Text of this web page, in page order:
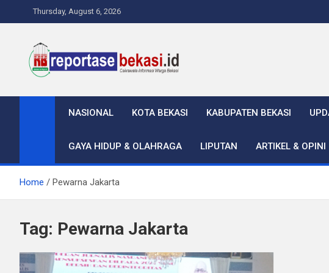
to
Thursday, August 6, 2026
Reportase Bekasi
Cakrawala Informasi Warga Bekasi
NASIONAL
KOTA BEKASI KABUPATEN BEKASI
GAYA HIDUP & OLAHRAGA LIPUTAN ARTIKEL & OPINI
Home Pewarna Jakarta
Tag: Pewarna Jakarta